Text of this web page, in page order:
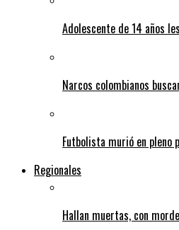
Adolescente de 14 años
Narcos colombianos
Futbolista murió en pleno
Regionales
Hallan muertas, con